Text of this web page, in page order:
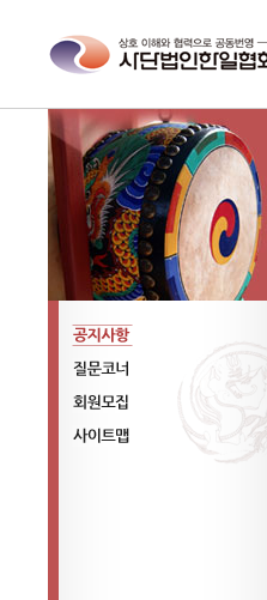
공지사항
질문코너
회원모집